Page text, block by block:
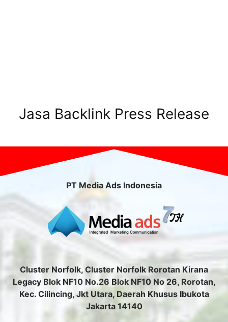
Jasa Backlink Press Release
PT Media Ads Indonesia
Cluster Norfolk, Cluster Norfolk Rorotan Kirana
Legacy Blok NF10 No.26 Blok NF10 No 26, Rorotan,
Kec. Cilincing, Jkt Utara, Daerah Khusus Ibukota
Jakarta 14140